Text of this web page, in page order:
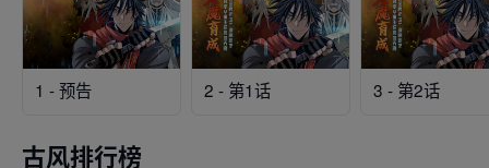
1 - 预告 2 - 第1话 3 - 第2话
古风排行榜